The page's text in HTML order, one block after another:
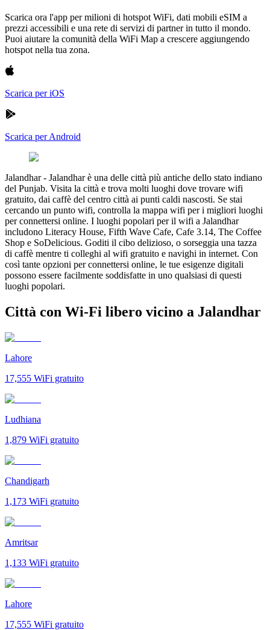
Scarica ora l'app per milioni di hotspot WiFi, dati mobili eSIM a
prezzi accessibili e una rete di servizi di partner in tutto il mondo.
Puoi aiutare la comunità della WiFi Map a crescere aggiungendo
hotspot nella tua zona.
Scarica per iOS
Scarica per Android
Jalandhar- Jalandhar è una delle città più antiche dello stato indiano
del Punjab. Visita la città e trova molti luoghi dove trovare wifi
gratuito, dai caffè del centro città ai punti caldi nascosti. Se stai
cercando un punto wifi, controlla la mappa wifi per i migliori luoghi
per connettersi online. I luoghi popolari per il wifi a Jalandhar
includono Literacy House, Fifth Wave Cafe, Cafe 3.14, The Coffee
Shop e SoDelicious. Goditi il cibo delizioso, o sorseggia una tazza
di caffè mentre ti colleghi al wifi gratuito e navighi in internet. Con
così tante opzioni per connettersi online, le tue esigenze digitali
possono essere facilmente soddisfatte in uno qualsiasi di questi
luoghi popolari.
Città con Wi-Fi libero vicino a Jalandhar
Lahore
17,555 WiFi gratuito
Ludhiana
1,879 WiFi gratuito
Chandigarh
1,173 WiFi gratuito
Amritsar
1,133 WiFi gratuito
Lahore
17,555 WiFi gratuito